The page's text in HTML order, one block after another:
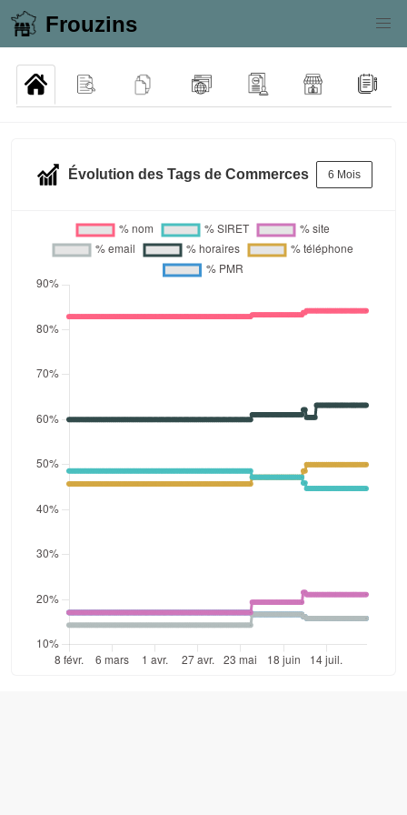
Frouzins
Évolution des Tags de Commerces 6 Mois